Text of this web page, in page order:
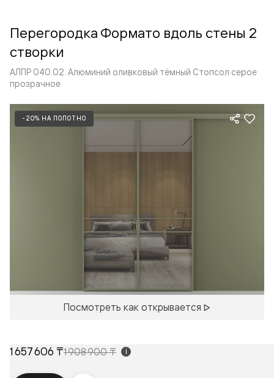
алюминиевых перегородок и дверей координируется
со стеновыми панелями Волховец.
Перегородка Формато вдоль стены 2
створки
АЛПР 040.02. Алюминий оливковый тёмный Стопсол серое
прозрачное
-20% НА ПОЛОТНО
Посмотреть как открывается
1 657 606 ₸1 908 900 ₸ i